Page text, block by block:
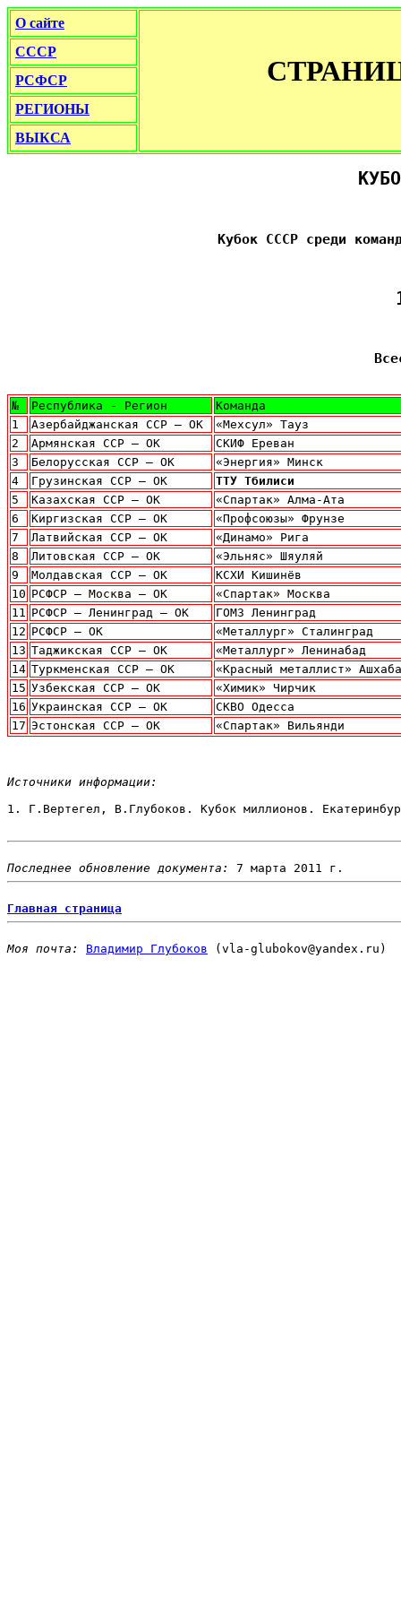
О сайте
СССР
РСФСР
РЕГИОНЫ
ВЫКСА
Кубок СССР среди
№ Республика - Регион
Команда
1
Азербайджанская ССР – ОК
«Мехсул» Тауз
2
Армянская ССР – ОК
СКИФ Ереван
3
Белорусская ССР – ОК
«Энергия» Минск
4
Грузинская ССР – ОК
ТТУ Тбилиси
5
Казахская ССР – ОК
«Спартак» Алма-Ата
6
Киргизская ССР – ОК
«Профсоюзы» Фрунзе
7
Латвийская ССР – ОК
«Динамо» Рига
8
Литовская ССР – ОК
«Эльняс» Шяуляй
9
Молдавская ССР – ОК
КСХИ Кишинёв
10 РСФСР – Москва – ОК
«Спартак» Москва
11
РСФСР – Ленинград – ОК
ГОМЗ Ленинград
12 РСФСР – ОК
«Металлург» Сталинград
13 Таджикская ССР – ОК
«Металлург» Ленинабад
14 Туркменская ССР – ОК
«Красный металлист»
15 Узбекская ССР – ОК
«Химик» Чирчик
16 Украинская ССР – ОК
СКВО Одесса
17 Эстонская ССР – ОК «Спартак» Вильянди
Источники информации:
1. Г.Вертегел, В.Глубоков. Кубок миллионов.
Последнее обновление документа:
Главная страница
Моя почта: Владимир Глубоков (vla-glubokov@yandex.ru)